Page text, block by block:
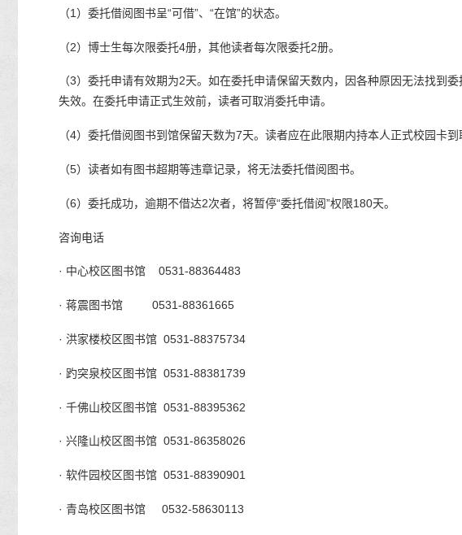
（1）委托借阅图书呈“可借”、“在馆”的状态。
（2）博士生每次限委托4册，其他读者每次限委托2册。
（3）委托申请有效期为2天。如在委托申请保留天数内，因各种原因无法找到
失效。在委托申请正式生效前，读者可取消委托申请。
（4）委托借阅图书到馆保留天数为7天。读者应在此限期内持本人正式校园卡
（5）读者如有图书超期等违章记录，将无法委托借阅图书。
（6）委托成功，逾期不借达2次者，将暂停“委托借阅”权限180天。
咨询电话
· 中心校区图书馆 0531-88364483
· 蒋震图书馆 0531-88361665
· 洪家楼校区图书馆 0531-88375734
· 趵突泉校区图书馆 0531-88381739
· 千佛山校区图书馆 0531-88395362
· 兴隆山校区图书馆 0531-86358026
· 软件园校区图书馆 0531-88390901
· 青岛校区图书馆 0532-58630113